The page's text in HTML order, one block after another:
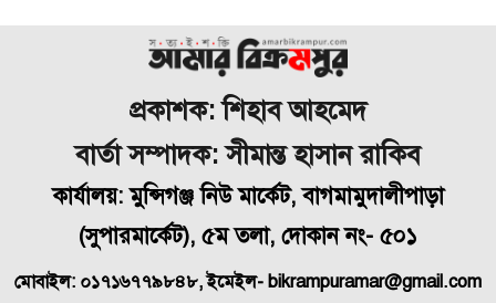
প্রকাশক: শিহাব আহমেদ
বার্তা সম্পাদক: সীমান্ত হাসান রাকিব
কার্যালয়: মুন্সিগঞ্জ নিউ মার্কেট, বাগমামুদালীপাড়া
(সুপারমার্কেট), ৫ম তলা, দোকান নং- ৫০১
মোবাইল: ০১৭১৬৭৭৯৮৪৮, ইমেইল- bikrampuramar@gmail.com